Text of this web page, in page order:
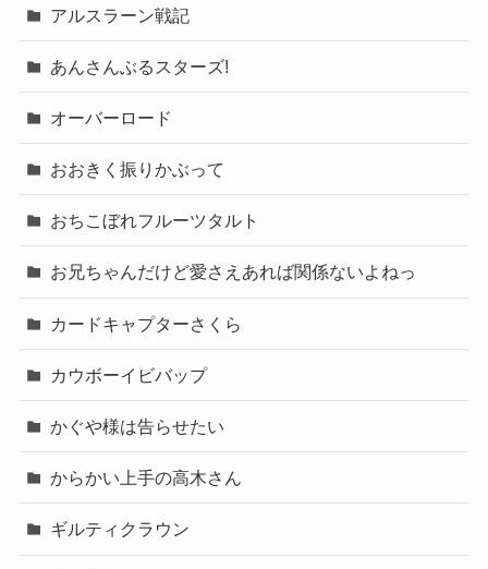
アルスラーン戦記
あんさんぶるスターズ!
オーバーロード
おおきく振りかぶって
おちこぼれフルーツタルト
お兄ちゃんだけど愛さえあれば関係ないよねっ
カードキャプターさくら
カウボーイビバップ
かぐや様は告らせたい
からかい上手の高木さん
ギルティクラウン